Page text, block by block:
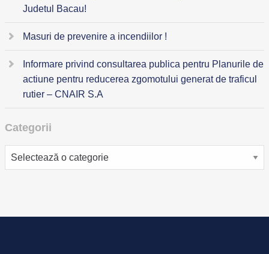
Judetul Bacau!
Masuri de prevenire a incendiilor !
Informare privind consultarea publica pentru Planurile de
actiune pentru reducerea zgomotului generat de traficul
rutier – CNAIR S.A
Categorii
Categorii